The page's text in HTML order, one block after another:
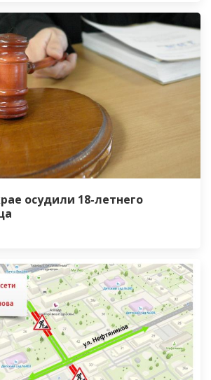
осудили 18-летнего